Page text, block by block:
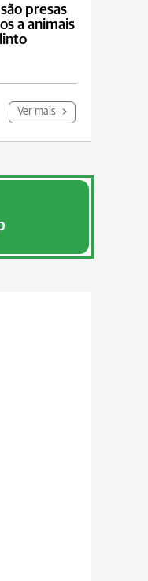
presas
a animais
Ver mais